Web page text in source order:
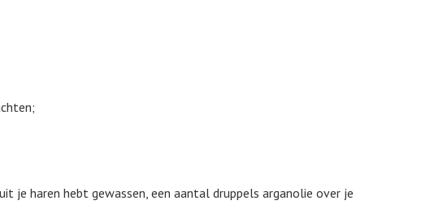
je haren hebt gewassen, een aantal druppels arganolie over je